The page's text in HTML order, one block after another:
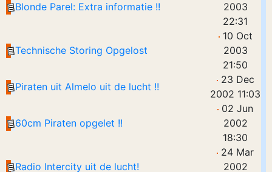
Blonde Parel: Extra informatie !!
2003
22:31
Technische Storing Opgelost
10 Oct
2003
21:50
Piraten uit Almelo uit de lucht !!
23 Dec
2002 11:03
60cm Piraten opgelet !!
02 Jun
2002
18:30
Radio Intercity uit de lucht!
24 Mar
2002